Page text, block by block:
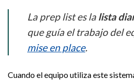
La prep list es lalista
que guía el trabajo del
mise en place.
Cuando el equipo utiliza este